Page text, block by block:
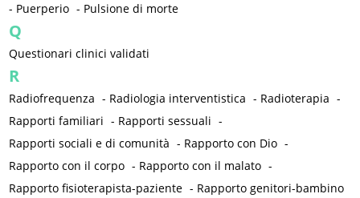
- Puerperio - Pulsione di morte
Q
Questionari clinici validati
R
Radiofrequenza - Radiologia interventistica - Radioterapia -
Rapporti familiari - Rapporti sessuali -
Rapporti sociali e di comunità - Rapporto con Dio -
Rapporto con il corpo - Rapporto con il malato -
Rapporto fisioterapista-paziente - Rapporto genitori-bambino